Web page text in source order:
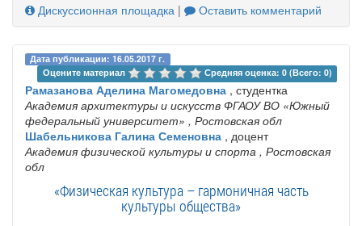
Дискуссионная площадка | Оставить комментарий
Дата публикации: 16.05.2017 г.
Оцените материал
Средняя оценка: 0 (Всего: 0)
Рамазанова Аделина Магомедовна , студентка
Академия архитектуры и искусств ФГАОУ ВО «Южный
федеральный университет» , Ростовская обл
Шабельникова Галина Семеновна , доцент
Академия физической культуры и спорта , Ростовская
обл
«Физическая культура – гармоничная часть
культуры общества»